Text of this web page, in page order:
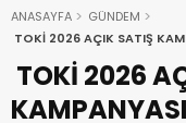
ANASAYFA
GÜNDEM
TOKİ 2026 AÇIK SATIŞ
TOKİ 2026